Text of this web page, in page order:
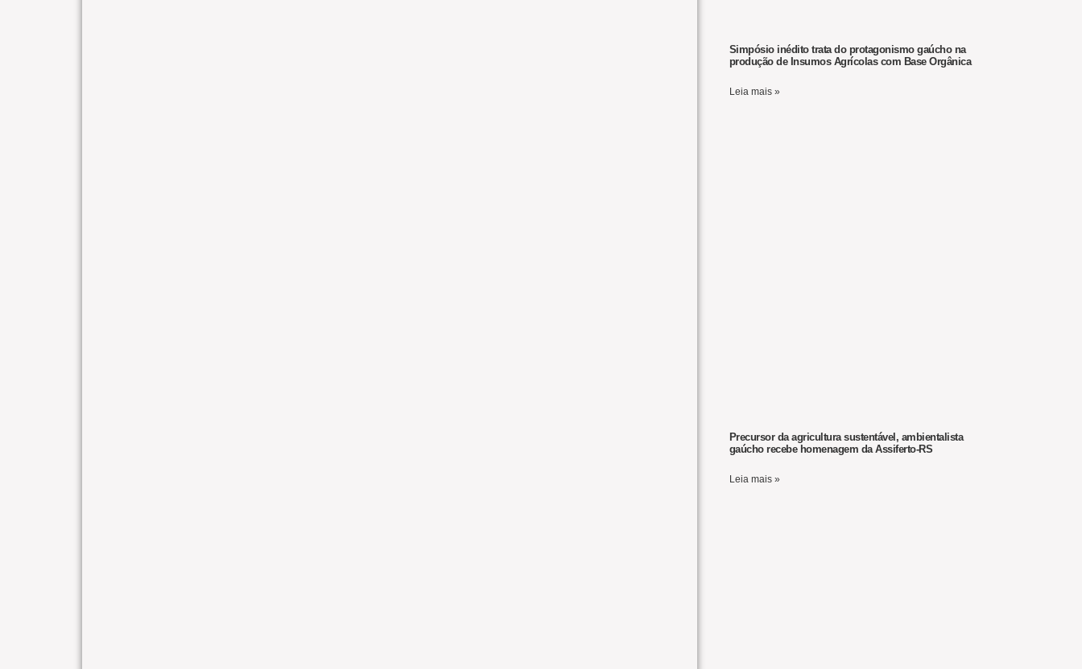
Simpósio inédito trata do protagonismo gaúcho na
produção de Insumos Agrícolas com Base Orgânica
Leia mais »
Precursor da agricultura sustentável, ambientalista
gaúcho recebe homenagem da Assiferto-RS
Leia mais »